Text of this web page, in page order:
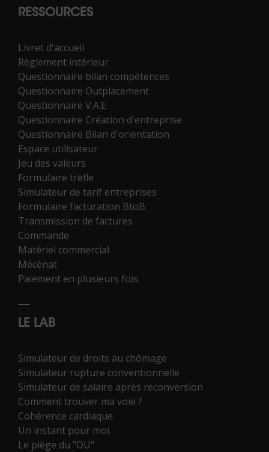
RESSOURCES
Livret d'accueil
Règlement intérieur
Questionnaire bilan compétences
Questionnaire Outplacement
Questionnaire V.A.E
Questionnaire Création d'entreprise
Questionnaire Bilan d'orientation
Espace utilisateur
Jeu des valeurs
Formulaire trèfle
Simulateur de tarif entreprises
Formulaire facturation BtoB
Transmission de factures
Commande
Matériel commercial
Mécénat
Paiement en plusieurs fois
LE LAB
Simulateur de droits au chômage
Simulateur rupture conventionnelle
Simulateur de salaire après reconversion
Comment trouver ma voie ?
Cohérence cardiaque
Un instant pour moi
Le piège du "OU"